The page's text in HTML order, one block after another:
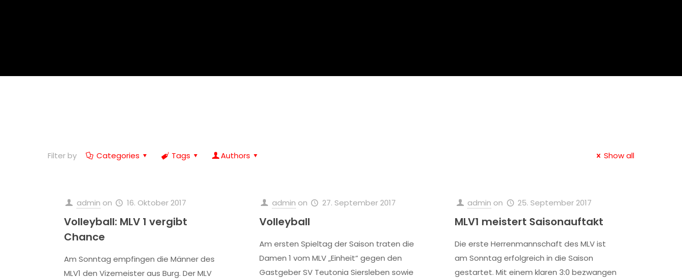
Filter by Categories Tags Authors Show all
admin on 16. Oktober 2017
Volleyball: MLV 1 vergibt
Chance
Am Sonntag empfingen die Männer des
MLV1 den Vizemeister aus Burg. Der MLV
admin on 27. September 2017
Volleyball
Am ersten Spieltag der Saison traten die
Damen 1 vom MLV „Einheit“ gegen den
Gastgeber SV Teutonia Siersleben sowie
admin on 25. September 2017
MLV1 meistert Saisonauftakt
Die erste Herrenmannschaft des MLV ist
am Sonntag erfolgreich in die Saison
gestartet. Mit einem klaren 3:0 bezwangen